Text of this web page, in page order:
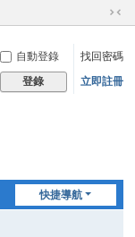
切
到
窄
自動登錄
找回密碼
登錄 立即註冊
快捷導航